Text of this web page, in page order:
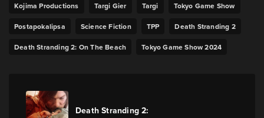
Kojima Productions Targi Gier Targi Tokyo Game Show
Postapokalipsa Science Fiction TPP Death Stranding 2
Death Stranding 2: On The Beach Tokyo Game Show 2024
Death Stranding 2: